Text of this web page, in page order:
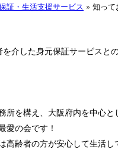
証・生活支援サービス » 知っ
介した身元保証サービスと
所を構え、大阪府内を中心
愛の会です！
高齢者の方が安心して生活